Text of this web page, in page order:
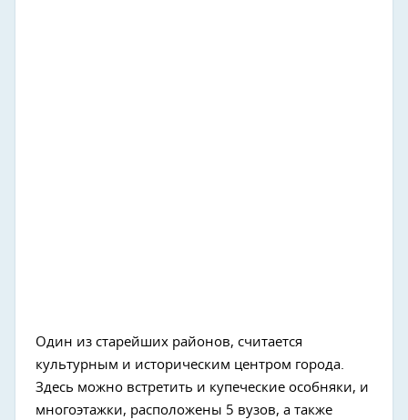
Один из старейших районов, считается
культурным и историческим центром города.
Здесь можно встретить и купеческие особняки, и
многоэтажки, расположены 5 вузов, а также